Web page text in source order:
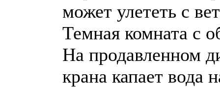
может улететь с
Темная комната с
На продавленном
крана капает вода